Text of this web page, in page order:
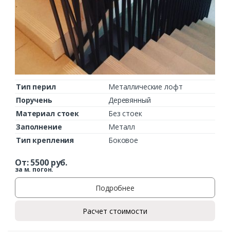
Тип перил
Металлические лофт
Поручень
Деревянный
Материал стоек
Без стоек
Заполнение
Металл
Тип крепления
Боковое
От:5500руб.
за м. погон.
Подробнее
Расчет стоимости